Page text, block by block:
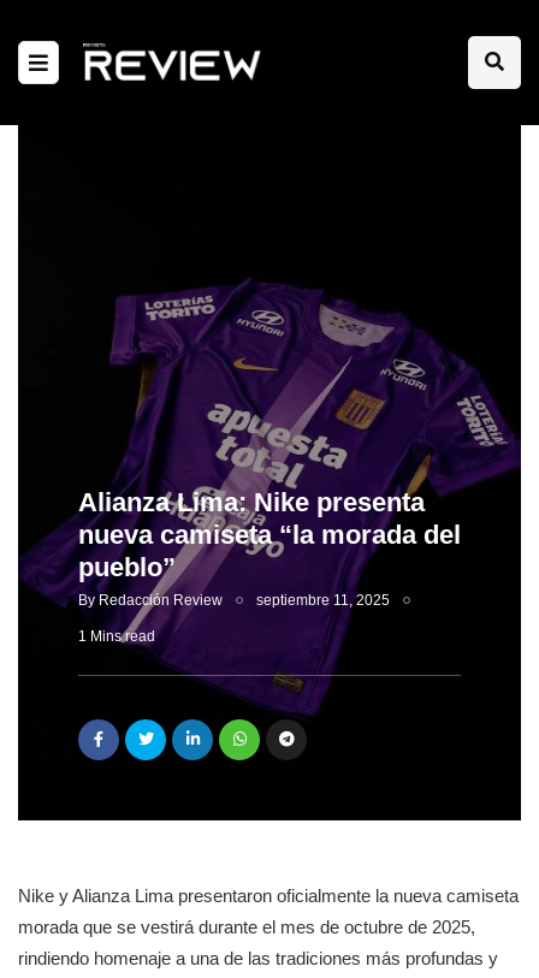
Alianza Lima: Nike presenta
nueva camiseta “la morada del
pueblo”
ByRedacción Review septiembre 11, 2025
1 Mins read
Nike y Alianza Lima presentaron oficialmente la nueva camiseta
morada que se vestirá durante el mes de octubre de 2025,
rindiendo homenaje a una de las tradiciones más profundas y